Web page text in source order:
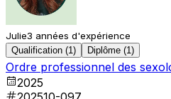
Julie3 années d'expérience
Qualification (1) Diplôme (1)
Ordre professionnel des
2025